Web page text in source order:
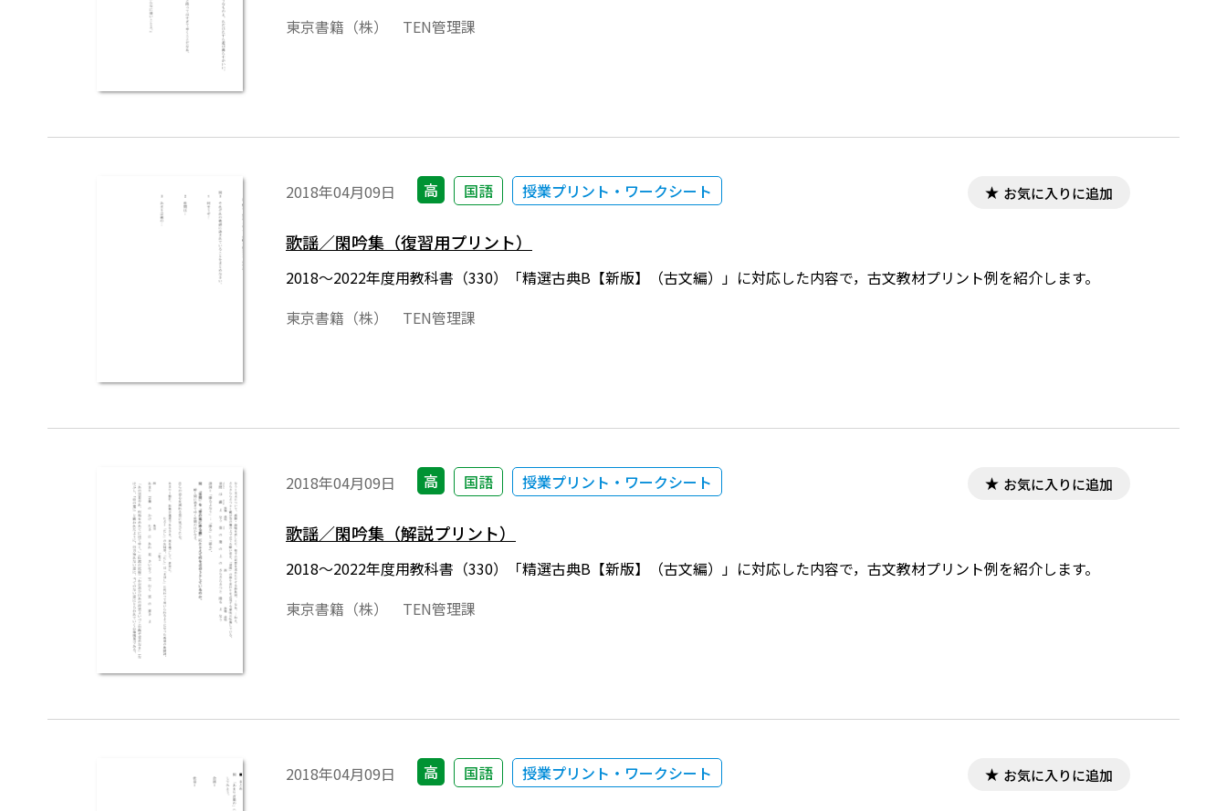
東京書籍（株） TEN管理課
2018年04月09日 高 国語 授業プリント・ワークシート お気に入りに追加
歌謡／閑吟集（復習用プリント）
2018～2022年度用教科書（330）「精選古典B【新版】（古文編）」に対応した内容で，古文教材プリント例を紹介します。
東京書籍（株） TEN管理課
2018年04月09日 高 国語 授業プリント・ワークシート お気に入りに追加
歌謡／閑吟集（解説プリント）
2018～2022年度用教科書（330）「精選古典B【新版】（古文編）」に対応した内容で，古文教材プリント例を紹介します。
東京書籍（株） TEN管理課
2018年04月09日 高 国語 授業プリント・ワークシート お気に入りに追加